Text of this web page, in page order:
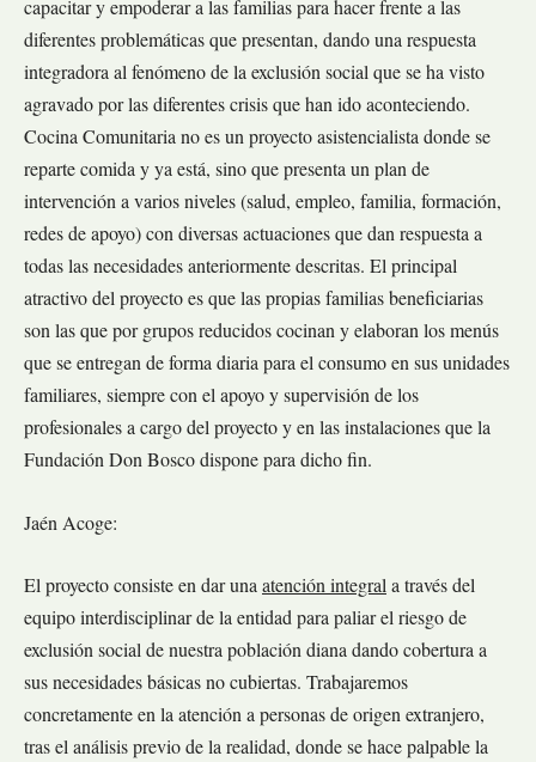
capacitar y empoderar a las familias para hacer frente a las
diferentes problemáticas que presentan, dando una respuesta
integradora al fenómeno de la exclusión social que se ha visto
agravado por las diferentes crisis que han ido aconteciendo.
Cocina Comunitaria no es un proyecto asistencialista donde se
reparte comida y ya está, sino que presenta un plan de
intervención a varios niveles (salud, empleo, familia, formación,
redes de apoyo) con diversas actuaciones que dan respuesta a
todas las necesidades anteriormente descritas. El principal
atractivo del proyecto es que las propias familias beneficiarias
son las que por grupos reducidos cocinan y elaboran los menús
que se entregan de forma diaria para el consumo en sus unidades
familiares, siempre con el apoyo y supervisión de los
profesionales a cargo del proyecto y en las instalaciones que la
Fundación Don Bosco dispone para dicho fin.
Jaén Acoge:
El proyecto consiste en dar unaatención integrala través del
equipo interdisciplinar de la entidad para paliar el riesgo de
exclusión social de nuestra población diana dando cobertura a
sus necesidades básicas no cubiertas. Trabajaremos
concretamente en la atención a personas de origen extranjero,
tras el análisis previo de la realidad, donde se hace palpable la